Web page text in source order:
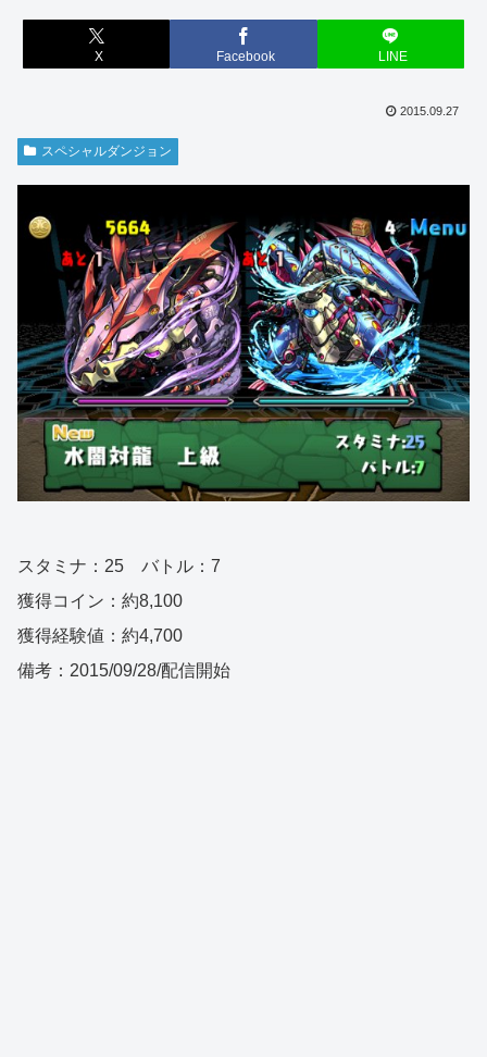
X Facebook LINE
2015.09.27
スペシャルダンジョン
スタミナ：25 バトル：7
獲得コイン：約8,100
獲得経験値：約4,700
備考：2015/09/28/配信開始